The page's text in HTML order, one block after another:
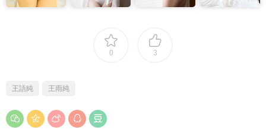
0 3
王語純 王雨純